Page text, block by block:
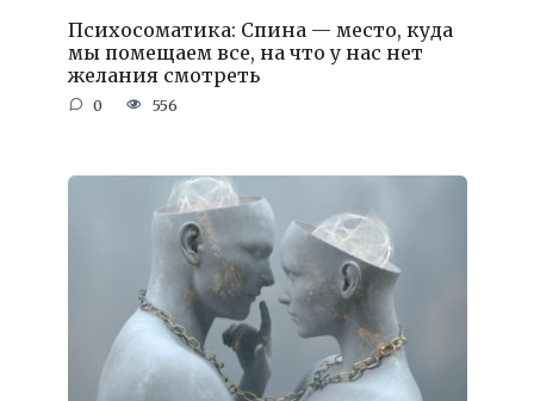
Психосоматика: Спина — место, куда
мы помещаем все, на что у нас нет
желания смотреть
0 556